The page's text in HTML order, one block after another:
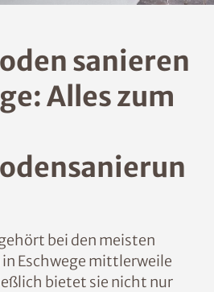
sanieren
Alles zum
bei den meisten
Eschwege mittlerweile
bietet sie nicht nur